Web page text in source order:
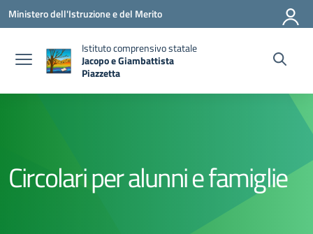
Vai ai contenuti
Vai al menu di navigazione
Vai al footer
Ministero dell'Istruzione e del Merito
Istituto comprensivo statale
Jacopo e Giambattista
Piazzetta
Circolari per alunni e famiglie